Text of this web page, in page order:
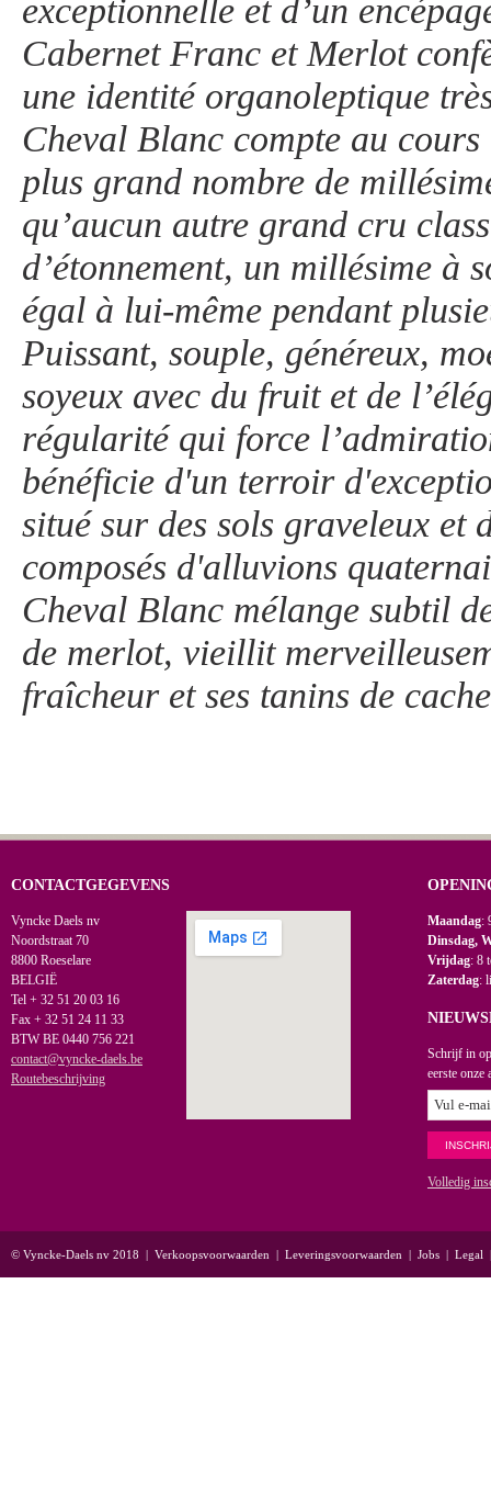
exceptionnelle et d’un
Cabernet Franc et Merlot
une identité organoleptique
Cheval Blanc compte au cours
plus grand nombre de
qu’aucun autre grand cru
d’étonnement, un millésime à
égal à lui-même pendant
Puissant, souple, généreux,
soyeux avec du fruit et de
régularité qui force
bénéficie d'un terroir
situé sur des sols graveleux et
composés d'alluvions
Cheval Blanc mélange subtil
de merlot, vieillit
fraîcheur et ses tanins de
CONTACTGEGEVENS
Vyncke Daels nv
Noordstraat 70
8800 Roeselare
BELGIË
Tel + 32 51 20 03 16
Fax + 32 51 24 11 33
BTW BE 0440 756 221
contact@vyncke-daels.be
Routebeschrijving
Maandag:
Dinsdag,
Vrijdag: 8
Zaterdag:
Schrijf in
eerste onze
Volledig
© Vyncke-Daels nv 2018 | Verkoopsvoorwaarden | Leveringsvoorwaarden | Jobs | Legal